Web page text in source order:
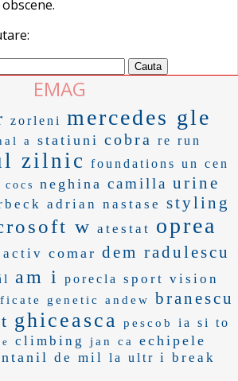
EMAG
zorleni mercedes gle
a statiuni cobra re run
zilnic foundations un cen
cocs neghina camilla urine
adrian nastase styling
w atestat oprea
activ comar dem radulescu
am i porecla sport vision
genetic andew
branescu
ghiceasca pescob ia si
to
climbing jan ca
echipele
de mil la ultr i break